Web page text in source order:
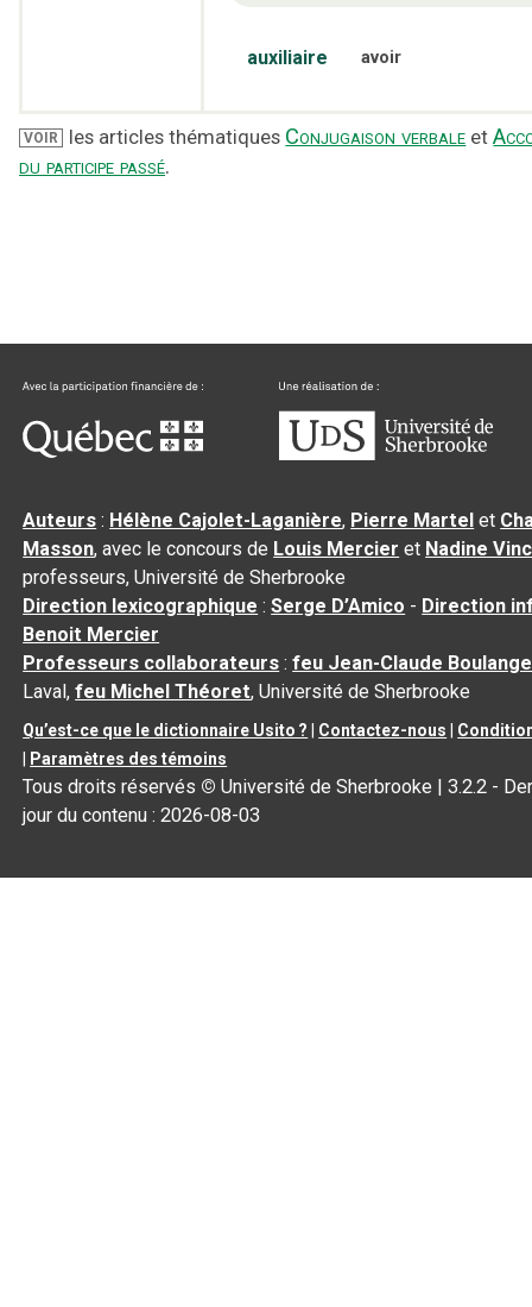
auxiliaire avoir
VOIR les articles thématiques Conjugaison verbale et
du participe passé.
Auteurs : Hélène Cajolet-Laganière, Pierre Martel et
Masson, avec le concours de Louis Mercier et Nadine
professeurs, Université de Sherbrooke
Direction lexicographique :Serge D’Amico - Direction
Benoit Mercier
Professeurs collaborateurs :feu Jean-Claude
Laval,feu Michel Théoret, Université de Sherbrooke
Qu’est-ce que le dictionnaire Usito ? Contactez-nous
Paramètres des témoins
Tous droits réservés © Université de Sherbrooke |3.2.2 -
jour du contenu :2026-08-03